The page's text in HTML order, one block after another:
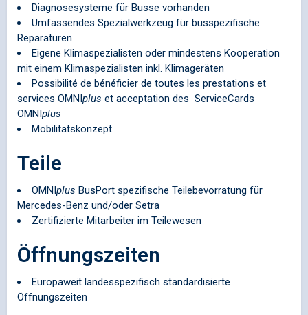
Diagnosesysteme für Busse vorhanden
Umfassendes Spezialwerkzeug für busspezifische
Reparaturen
Eigene Klimaspezialisten oder mindestens Kooperation
mit einem Klimaspezialisten inkl. Klimageräten
Possibilité de bénéficier de toutes les prestations et
services OMNIplus et acceptation des ServiceCards
OMNIplus
Mobilitätskonzept
Teile
OMNIplus BusPort spezifische Teilebevorratung für
Mercedes-Benz und/oder Setra
Zertifizierte Mitarbeiter im Teilewesen
Öffnungszeiten
Europaweit landesspezifisch standardisierte
Öffnungszeiten